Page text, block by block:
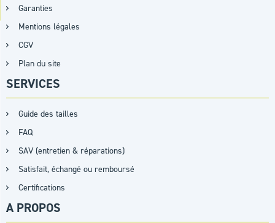
Garanties
Mentions légales
CGV
Plan du site
SERVICES
Guide des tailles
FAQ
SAV (entretien & réparations)
Satisfait, échangé ou remboursé
Certifications
A PROPOS